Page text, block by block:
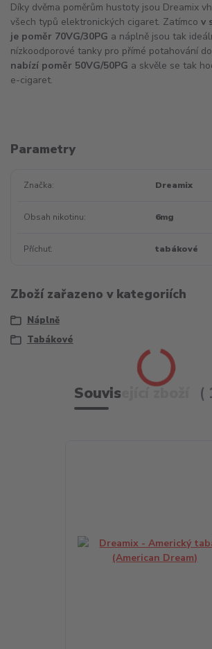
Díky dvěma poměrům hustoty jsou Dreamix
všech typů elektronických cigaret. Zatímco v
je poměr 70VG/30PG a náplně jsou tak
nízkoodporové tanky pro přímé potahování
nabízí poměr 50VG/50PG a skvěle se tak
e-cigaret.
Parametry
Značka Dreamix
Obsah nikotinu 6mg
Příchuť tabákové
Zboží zařazeno v kategoriích
Náplně
Tabákové
Související zboží